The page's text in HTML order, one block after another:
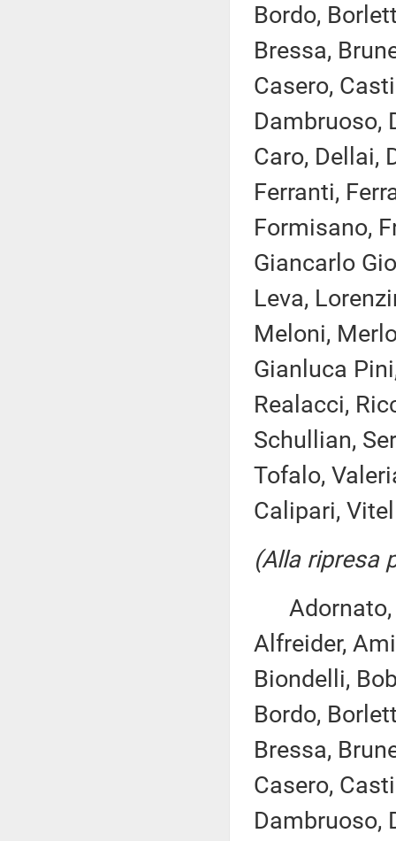
Bordo,
Bressa,
Casero,
Dambruoso,
Caro, Dellai,
Ferranti,
Formisano,
Giancarlo
Leva,
Meloni,
Gianluca
Realacci,
Schullian,
Tofalo,
Calipari,
(Alla ripresa
Adornato,
Alfreider,
Biondelli,
Bordo,
Bressa,
Casero,
Dambruoso,